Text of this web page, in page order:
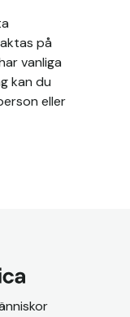
på
vanliga
kan du
eller